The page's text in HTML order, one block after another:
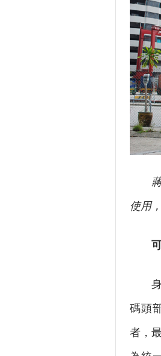
使用
可
身兼
碼頭
者，